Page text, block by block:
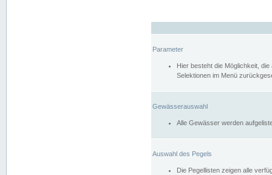
Parameter
Hier besteht die Möglichkeit,
Selektionen im Menü
Gewässerauswahl
Alle Gewässer werden
Auswahl des Pegels
Die Pegellisten zeigen alle